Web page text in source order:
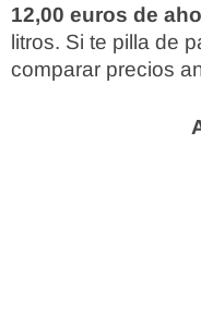
12,00 euros de
litros. Si te pilla de
comparar precios